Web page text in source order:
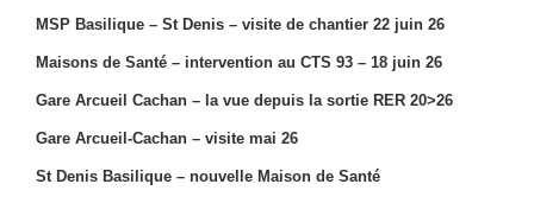
MSP Basilique – St Denis – visite de chantier 22 juin 26
Maisons de Santé – intervention au CTS 93 – 18 juin 26
Gare Arcueil Cachan – la vue depuis la sortie RER 20>26
Gare Arcueil-Cachan – visite mai 26
St Denis Basilique – nouvelle Maison de Santé